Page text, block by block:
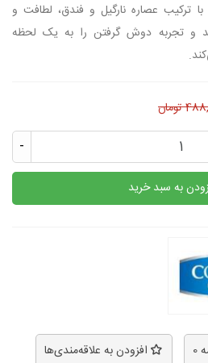
ترکیب عصاره نارگیل و فندق، لطافت و
و تجربه دوش گرفتن را به یک لحظه
تومان
-
به سبد خرید
0 افزودن به علاقه‌مندی‌ها